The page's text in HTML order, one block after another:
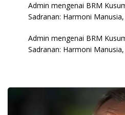
Admin mengenai BRM
Sadranan: Harmoni
Admin mengenai BRM
Sadranan: Harmoni